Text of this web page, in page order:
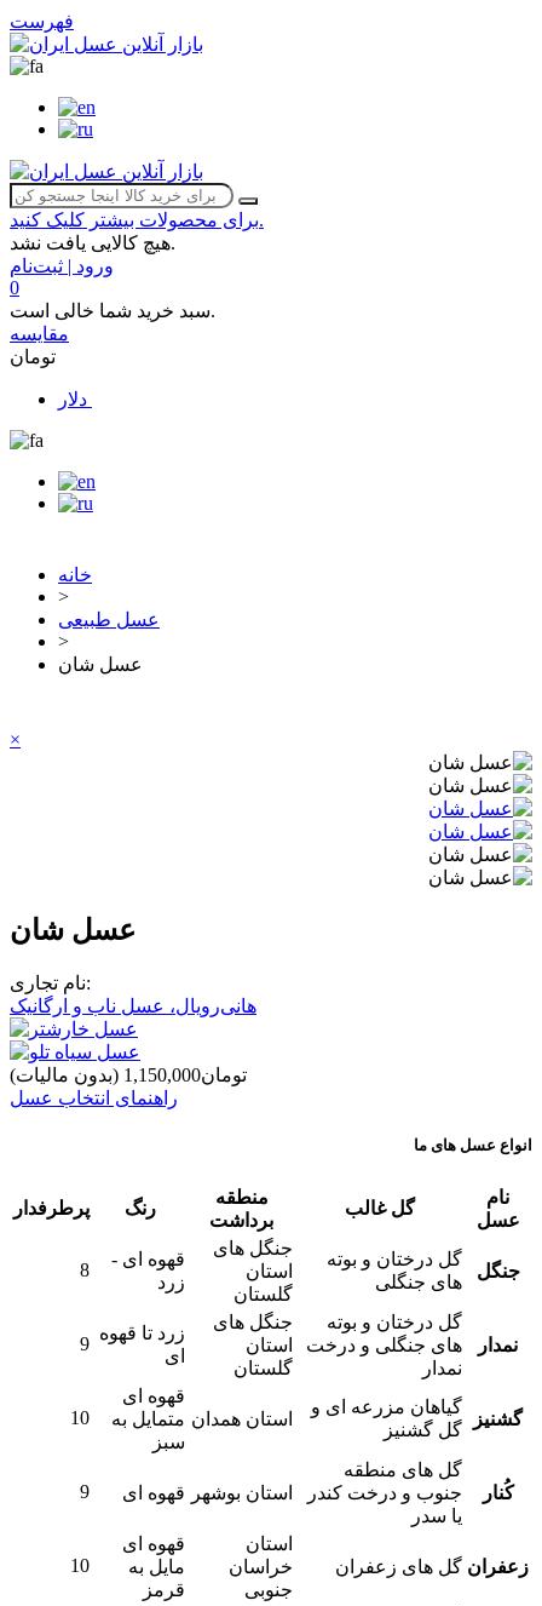
فهرست
برای محصولات بیشتر کلیک کنید.
هیچ کالایی یافت نشد.
ورود | ثبت‌نام
0
سبد خرید شما خالی است.
مقایسه
خانه
>
عسل طبیعی
>
عسل شان
×
عسل شان
نام تجاری:
هانی‌رویال، عسل ناب و ارگانیک
‎تومان1,150,000
(بدون مالیات)
راهنمای انتخاب عسل
انواع عسل های ما
نام
عسل
گل غالب
منطقه
برداشت
رنگ پرطرفدار
جنگل
گل درختان و بوته
های جنگلی
جنگل های
استان
گلستان
قهوه ای -
زرد
8
نمدار
گل درختان و بوته
های جنگلی و درخت
نمدار
جنگل های
استان
گلستان
زرد تا قهوه
ای
9
گشنیز
گیاهان مزرعه ای و
گل گشنیز
استان همدان
قهوه ای
متمایل به
سبز
10
کُنار
گل های منطقه
جنوب و درخت کندر
یا سدر
استان بوشهر قهوه ای 9
زعفران گل های زعفران
استان
خراسان
جنوبی
قهوه ای
مایل به
قرمز
10